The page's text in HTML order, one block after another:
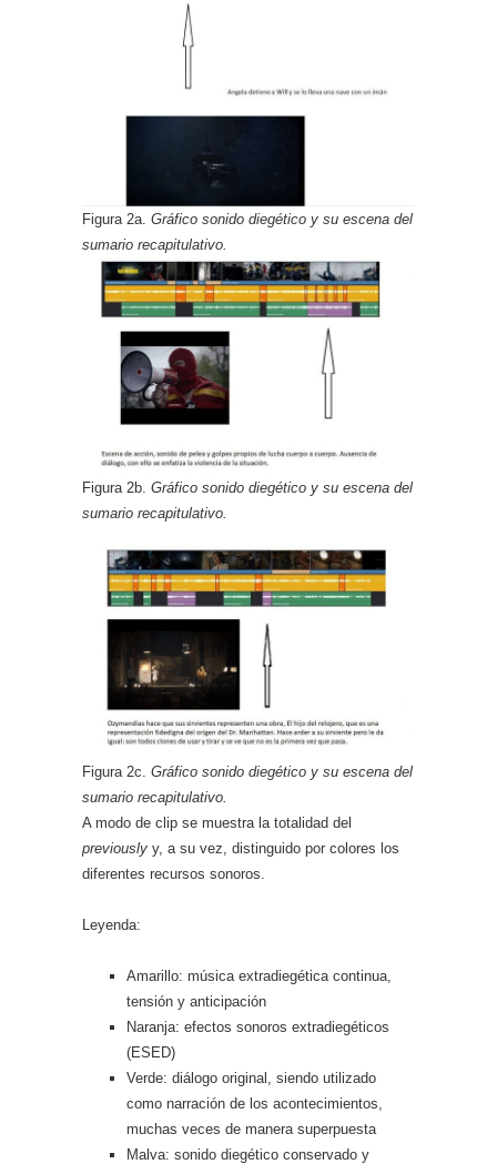
Figura 2a. Gráfico sonido diegético y su escena del
sumario recapitulativo.
Figura 2b. Gráfico sonido diegético y su escena del
sumario recapitulativo.
Figura 2c. Gráfico sonido diegético y su escena del
sumario recapitulativo.
A modo de clip se muestra la totalidad del
previously y, a su vez, distinguido por colores los
diferentes recursos sonoros.
Leyenda:
Amarillo: música extradiegética continua,
tensión y anticipación
Naranja: efectos sonoros extradiegéticos
(ESED)
Verde: diálogo original, siendo utilizado
como narración de los acontecimientos,
muchas veces de manera superpuesta
Malva: sonido diegético conservado y